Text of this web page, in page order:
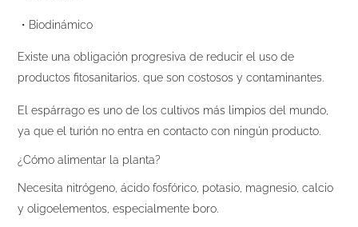
・Biodinámico
Existe una obligación progresiva de reducir el uso de
productos fitosanitarios, que son costosos y contaminantes.
El espárrago es uno de los cultivos más limpios del mundo,
ya que el turión no entra en contacto con ningún producto.
¿Cómo alimentar la planta?
Necesita nitrógeno, ácido fosfórico, potasio, magnesio, calcio
y oligoelementos, especialmente boro.